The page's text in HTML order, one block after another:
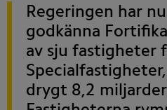
Regeringen har
godkänna
av sju fastigheter
drygt 8,2